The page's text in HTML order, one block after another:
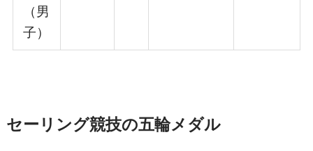
（男
⼦）
セーリング競技の五輪メダル